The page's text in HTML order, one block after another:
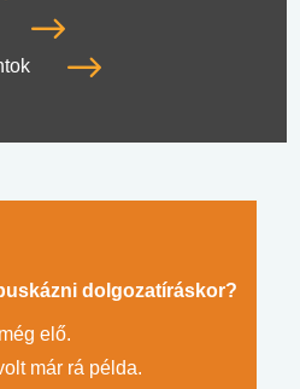
dolgozatíráskor?
elő.
már rá példa.